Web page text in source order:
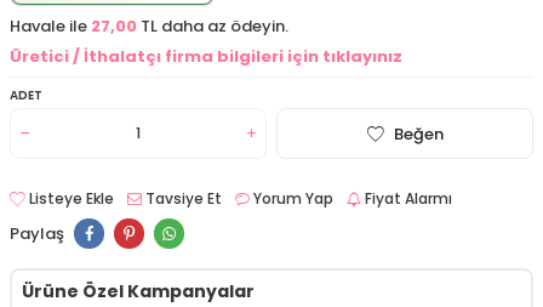
Havale ile 27,00 TL daha az ödeyin.
Üretici / İthalatçı firma bilgileri için tıklayınız
ADET
Beğen
Listeye Ekle Tavsiye Et Yorum Yap Fiyat Alarmı
Paylaş
Ürüne Özel Kampanyalar